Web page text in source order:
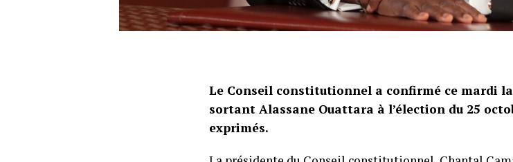
Le Conseil constitutionnel a confirmé ce mardi
sortant Alassane Ouattara à l’élection du 25
exprimés.